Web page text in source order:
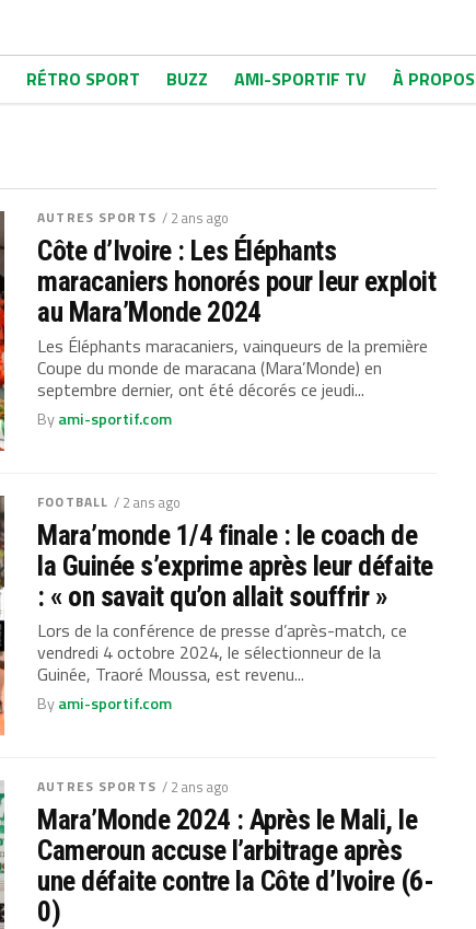
RÉTRO SPORT BUZZ AMI-SPORTIF TV À PROPOS
AUTRES SPORTS / 2 ans ago
Côte d’Ivoire : Les Éléphants
maracaniers honorés pour leur exploit
au Mara’Monde 2024
Les Éléphants maracaniers, vainqueurs de la première
Coupe du monde de maracana (Mara’Monde) en
septembre dernier, ont été décorés ce jeudi...
Byami-sportif.com
FOOTBALL / 2 ans ago
Mara’monde 1/4 finale : le coach de
la Guinée s’exprime après leur défaite
: « on savait qu’on allait souffrir »
Lors de la conférence de presse d’après-match, ce
vendredi 4 octobre 2024, le sélectionneur de la
Guinée, Traoré Moussa, est revenu...
Byami-sportif.com
AUTRES SPORTS / 2 ans ago
Mara’Monde 2024 : Après le Mali, le
Cameroun accuse l’arbitrage après
une défaite contre la Côte d’Ivoire (6-
0)